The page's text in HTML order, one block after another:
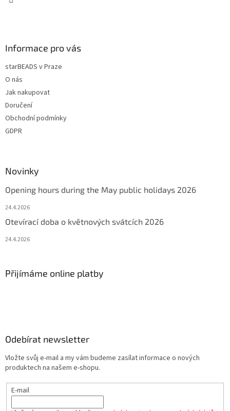
Informace pro vás
starBEADS v Praze
O nás
Jak nakupovat
Doručení
Obchodní podmínky
GDPR
Novinky
Opening hours during the May public holidays 2026
24.4.2026
Otevírací doba o květnových svátcích 2026
24.4.2026
Přijímáme online platby
Odebírat newsletter
Vložte svůj e-mail a my vám budeme zasílat informace o nových
produktech na našem e-shopu.
E-mail